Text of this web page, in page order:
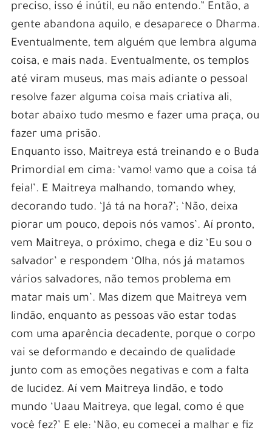
preciso, isso é inútil, eu não entendo.” Então, a
gente abandona aquilo, e desaparece o Dharma.
Eventualmente, tem alguém que lembra alguma
coisa, e mais nada. Eventualmente, os templos
até viram museus, mas mais adiante o pessoal
resolve fazer alguma coisa mais criativa ali,
botar abaixo tudo mesmo e fazer uma praça, ou
fazer uma prisão.
Enquanto isso, Maitreya está treinando e o Buda
Primordial em cima: ‘vamo! vamo que a coisa tá
feia!’. E Maitreya malhando, tomando whey,
decorando tudo. ‘Já tá na hora?’; ‘Não, deixa
piorar um pouco, depois nós vamos’. Aí pronto,
vem Maitreya, o próximo, chega e diz ‘Eu sou o
salvador’ e respondem ‘Olha, nós já matamos
vários salvadores, não temos problema em
matar mais um’. Mas dizem que Maitreya vem
lindão, enquanto as pessoas vão estar todas
com uma aparência decadente, porque o corpo
vai se deformando e decaindo de qualidade
junto com as emoções negativas e com a falta
de lucidez. Aí vem Maitreya lindão, e todo
mundo ‘Uaau Maitreya, que legal, como é que
você fez?’ E ele: ‘Não, eu comecei a malhar e fiz